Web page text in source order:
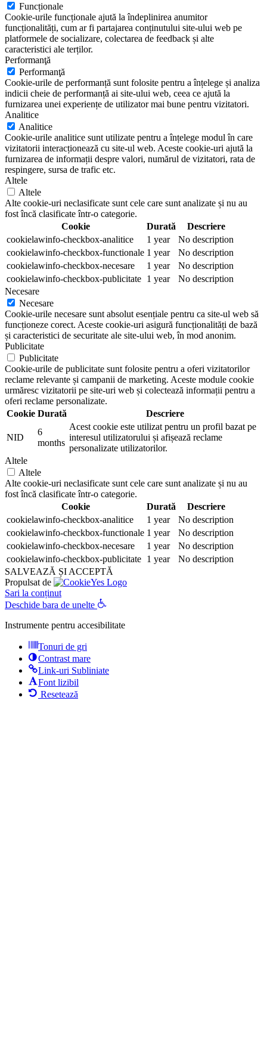
Funcționale
Cookie-urile funcționale ajută la îndeplinirea anumitor
funcționalități, cum ar fi partajarea conținutului site-ului web pe
platformele de socializare, colectarea de feedback și alte
caracteristici ale terților.
Performanţă
Performanţă
Cookie-urile de performanță sunt folosite pentru a înțelege și analiza
indicii cheie de performanță ai site-ului web, ceea ce ajută la
furnizarea unei experiențe de utilizator mai bune pentru vizitatori.
Analitice
Analitice
Cookie-urile analitice sunt utilizate pentru a înțelege modul în care
vizitatorii interacționează cu site-ul web. Aceste cookie-uri ajută la
furnizarea de informații despre valori, numărul de vizitatori, rata de
respingere, sursa de trafic etc.
Altele
Altele
Alte cookie-uri neclasificate sunt cele care sunt analizate și nu au
fost încă clasificate într-o categorie.
Cookie
Durată
Descriere
cookielawinfo-checkbox-analitice
1 year
No description
cookielawinfo-checkbox-functionale 1 year
No description
cookielawinfo-checkbox-necesare
1 year
No description
cookielawinfo-checkbox-publicitate 1 year
No description
Necesare
Necesare
Cookie-urile necesare sunt absolut esențiale pentru ca site-ul web să
funcționeze corect. Aceste cookie-uri asigură funcționalități de bază
și caracteristici de securitate ale site-ului web, în mod anonim.
Publicitate
Publicitate
Cookie-urile de publicitate sunt folosite pentru a oferi vizitatorilor
reclame relevante și campanii de marketing. Aceste module cookie
urmăresc vizitatorii pe site-uri web și colectează informații pentru a
oferi reclame personalizate.
Cookie Durată Descriere
NID
6
months
Acest cookie este utilizat pentru un profil bazat pe
interesul utilizatorului și afișează reclame
personalizate utilizatorilor.
Altele
Altele
Alte cookie-uri neclasificate sunt cele care sunt analizate și nu au
fost încă clasificate într-o categorie.
Cookie
Durată
Descriere
cookielawinfo-checkbox-analitice
1 year
No description
cookielawinfo-checkbox-functionale 1 year
No description
cookielawinfo-checkbox-necesare
1 year
No description
cookielawinfo-checkbox-publicitate 1 year
No description
SALVEAZĂ ȘI ACCEPTĂ
Propulsat de
Sari la conținut
Deschide bara de unelte
Instrumente pentru accesibilitate
Tonuri de gri
Contrast mare
Link-uri Subliniate
Font lizibil
Resetează